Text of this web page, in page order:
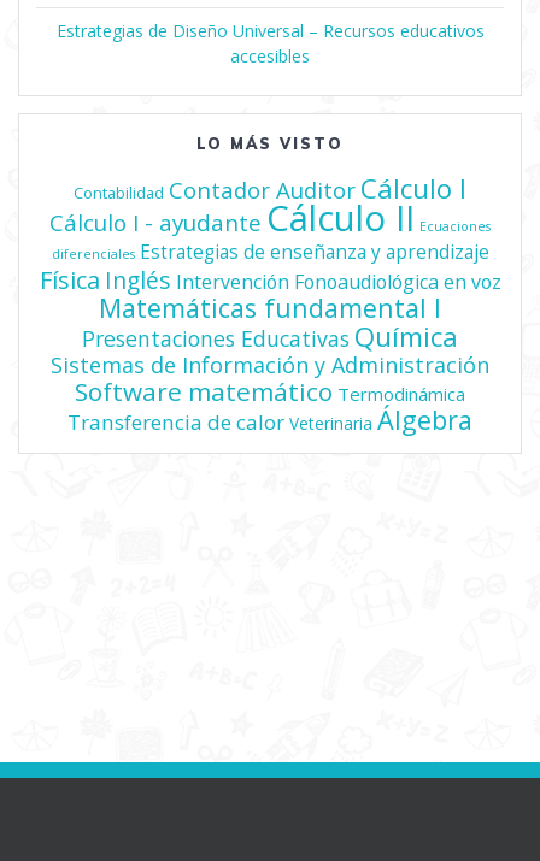
Estrategias de Diseño Universal – Recursos educativos
accesibles
LO MÁS VISTO
Contabilidad Contador Auditor Cálculo I
Cálculo I - ayudante Cálculo II Ecuaciones
diferenciales Estrategias de enseñanza y aprendizaje
Física Inglés Intervención Fonoaudiológica en voz
Matemáticas fundamental I
Presentaciones Educativas Química
Sistemas de Información y Administración
Software matemático Termodinámica
Transferencia de calor Veterinaria Álgebra